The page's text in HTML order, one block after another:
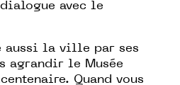
avec le
aussi la ville par ses
agrandir le Musée
Quand vous